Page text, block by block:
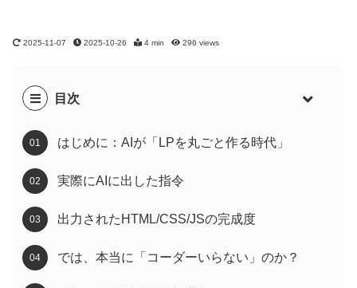
2025-11-07 2025-10-26 4 min 296 views
目次
はじめに：AIが「LPを丸ごと作る時代」
実際にAIに出した指令
出力されたHTML/CSS/JSの完成度
では、本当に「コーダーいらない」のか？